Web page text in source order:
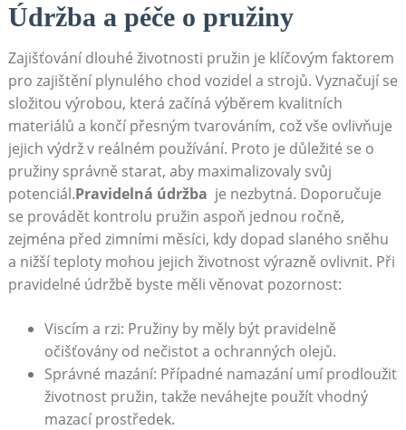
Údržba⁤ a péče o‌ pružiny
Zajišťování dlouhé životnosti pružin je klíčovým faktorem
pro‍ zajištění plynulého chod vozidel a ‍strojů.‌ Vyznačují ‍se
složitou výrobou, která‌ začíná výběrem kvalitních
materiálů a končí přesným tvarováním,​ což⁤ vše ovlivňuje
jejich výdrž⁢ v reálném⁣ používání. ⁣Proto je důležité se o
⁢pružiny správně starat, aby maximalizovaly svůj‌
potenciál.Pravidelná⁣ údržba ‌ je nezbytná. Doporučuje
se provádět kontrolu ⁢pružin‍ aspoň ​jednou ročně,⁣
zejména před zimními měsíci, kdy ​dopad slaného sněhu⁣
a ⁤nižší teploty mohou jejich životnost výrazně ovlivnit. Při
pravidelné údržbě byste ⁤měli⁤ věnovat‌ pozornost:
Viscím a rzi: Pružiny by měly být pravidelně
očišťovány od nečistot a ⁣ochranných olejů.
Správné mazání: ‍Případné namazání umí ​prodloužit
‌životnost pružin, takže‌ neváhejte použít vhodný⁢
mazací prostředek.